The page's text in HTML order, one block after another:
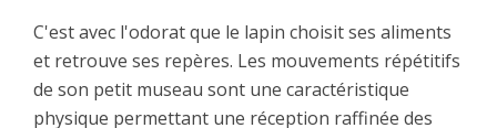
C'est avec l'odorat que le lapin choisit ses aliments
et retrouve ses repères. Les mouvements répétitifs
de son petit museau sont une caractéristique
physique permettant une réception raffinée des